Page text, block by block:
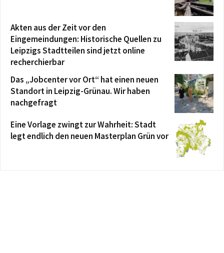
Akten aus der Zeit vor den
Eingemeindungen: Historische Quellen zu
Leipzigs Stadtteilen sind jetzt online
recherchierbar
Das „Jobcenter vor Ort“ hat einen neuen
Standort in Leipzig-Grünau. Wir haben
nachgefragt
Eine Vorlage zwingt zur Wahrheit: Stadt
legt endlich den neuen Masterplan Grün vor